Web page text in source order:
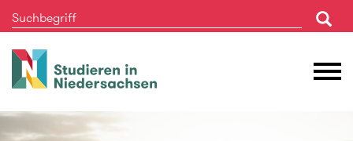
Studieren
in